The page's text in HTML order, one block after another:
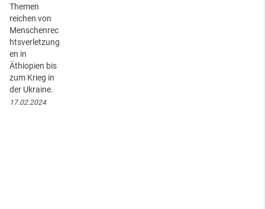
Themen
reichen von
Menschenrec
htsverletzung
en in
Äthiopien bis
zum Krieg in
der Ukraine.
17.02.2024